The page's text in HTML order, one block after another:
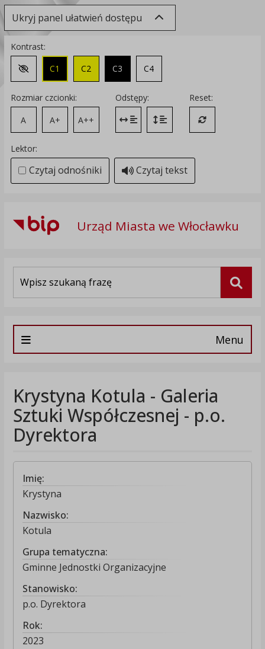
Ukryj panel ułatwień dostępu
Kontrast:
Zmień kontrast na domyślny
C1 C2 C3 C4
Rozmiar czcionki:
A
A+ A++
Odstępy:
Zmień odstęp między literami
Zmień interlinię i margines
Reset:
Przywróć
Lektor:
Czytaj odnośniki Czytaj tekst
Urząd Miasta we Włocławku
Menu
Krystyna Kotula - Galeria
Sztuki Współczesnej - p.o.
Dyrektora
Imię:
Krystyna
Nazwisko:
Kotula
Grupa tematyczna:
Gminne Jednostki Organizacyjne
Stanowisko:
p.o. Dyrektora
Rok:
2023